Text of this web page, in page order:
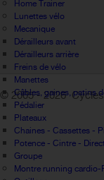
Home Trainer
Lunettes vélo
Mecanique
Dérailleurs avant
Dérailleurs arrière
Freins de vélo
Manettes
Câbles, gaines, patins
Pédalier
Plateaux
Chaines - Cassettes -
Potence - Cintre -
Groupe
Montre running cardio-
© 2005 - 2026